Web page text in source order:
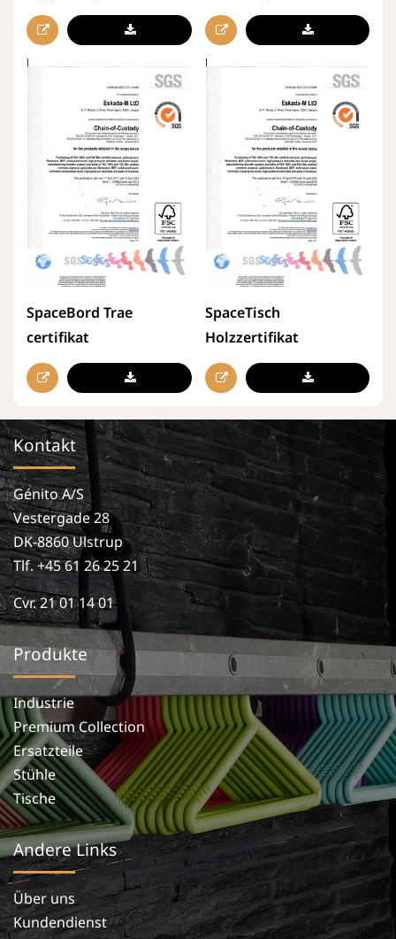
SpaceBord Trae
certifikat
SpaceTisch
Holzzertifikat
Kontakt
Génito A/S
Vestergade 28
DK-8860 Ulstrup
Tlf. +45 61 26 25 21
Cvr. 21 01 14 01
Produkte
Industrie
Premium Collection
Ersatzteile
Stühle
Tische
Andere Links
Über uns
Kundendienst